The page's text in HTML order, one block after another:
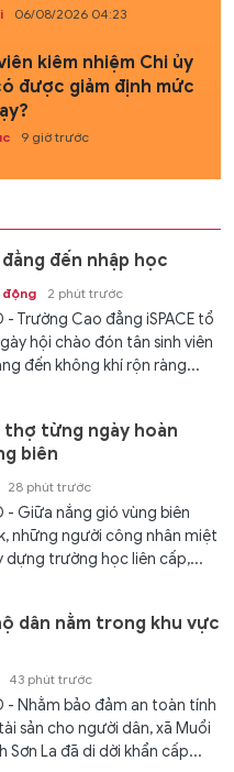
06/08/2026 04:23
kiêm nhiệm Chi ủy
được giảm định mức
9 giờ trước
đến nhập học
động 2 phút trước
- Trường Cao đẳng iSPACE tổ
hội chào đón tân sinh viên
đến không khí rộn ràng...
từng ngày hoàn
biên
28 phút trước
- Giữa nắng gió vùng biên
những người công nhân miệt
dựng trường học liên cấp,...
dân nằm trong khu vực
43 phút trước
- Nhằm bảo đảm an toàn tính
sản cho người dân, xã Muổi
Sơn La đã di dời khẩn cấp...